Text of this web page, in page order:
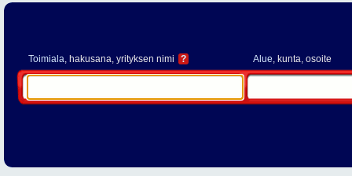
Toimiala, hakusana, yrityksen nimi ? Alue, kunta, osoite